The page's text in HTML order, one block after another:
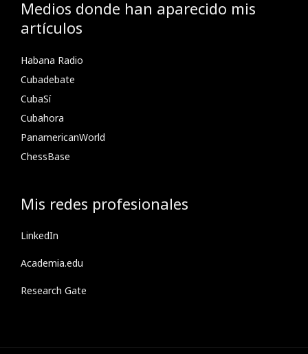
Medios donde han aparecido mis
artículos
Habana Radio
Cubadebate
CubaSí
Cubahora
PanamericanWorld
ChessBase
Mis redes profesionales
LinkedIn
Academia.edu
Research Gate